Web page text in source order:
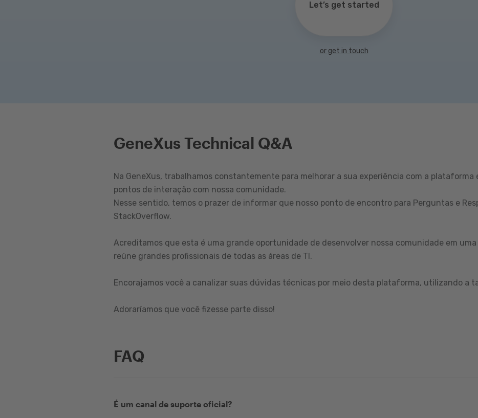
Let’s get started
or get in touch
GeneXus Technical Q&A
Na GeneXus, trabalhamos constantemente para melhorar a sua experiência com a plataforma
pontos de interação com nossa comunidade.
Nesse sentido, temos o prazer de informar que nosso ponto de encontro para Perguntas e
StackOverflow.
Acreditamos que esta é uma grande oportunidade de desenvolver nossa comunidade em
reúne grandes profissionais de todas as áreas de TI.
Encorajamos você a canalizar suas dúvidas técnicas por meio desta plataforma, utilizando a
Adoraríamos que você fizesse parte disso!
FAQ
É um canal de suporte oficial?